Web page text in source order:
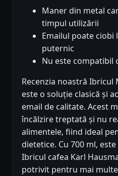
Maner din metal
timpul utilizării
Emailul poate ciobi
puternic
Nu este compatibil
Recenzia noastră Ibricul
este o soluție clasică și
email de calitate. Acest
încălzire treptată și nu
alimentele, fiind ideal
dietetice. Cu 700 ml,
Ibricul cafea Karl
potrivit pentru mai